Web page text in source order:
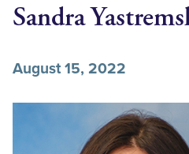
Sandra
August 15, 2022